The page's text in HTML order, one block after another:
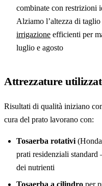
combinate con restrizioni
Alziamo l’altezza di
irrigazione efficienti per
luglio e agosto
Attrezzature
Risultati di qualità iniziano
cura del prato lavorano con:
Tosaerba rotativi
prati residenziali
dei nutrienti
Tosaerba a cilindro per